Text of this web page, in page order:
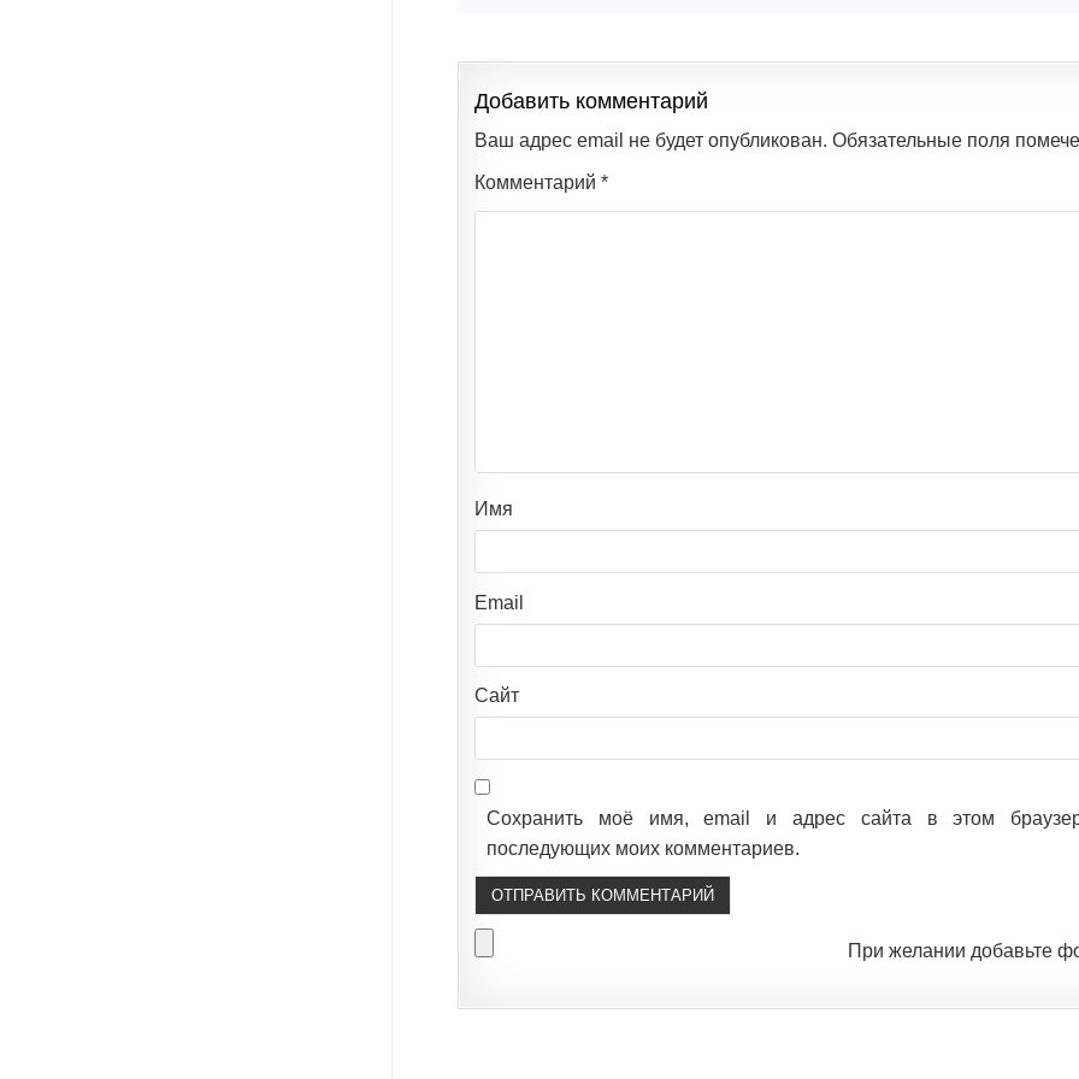
Добавить комментарий
Ваш адрес email не будет опубликован. Обязательные поля
Комментарий *
Имя
Email
Сайт
Сохранить моё имя, email и адрес сайта в этом
последующих моих комментариев.
При желании добавьте